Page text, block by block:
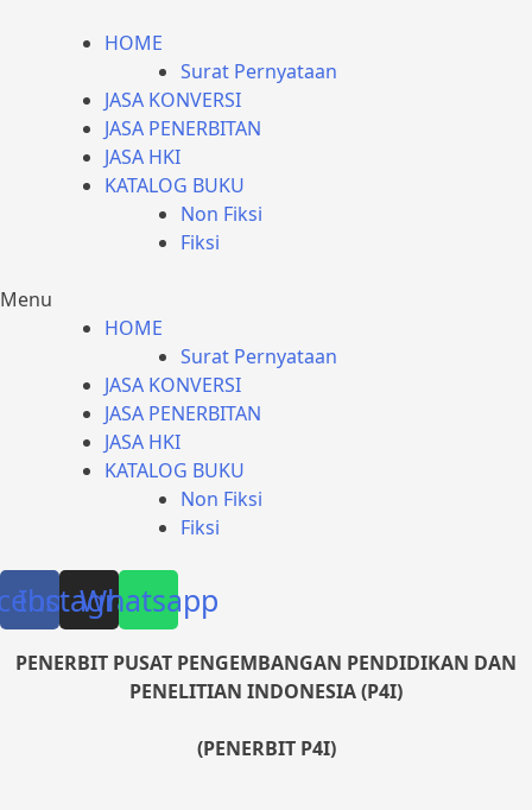
HOME
Surat Pernyataan
JASA KONVERSI
JASA PENERBITAN
JASA HKI
KATALOG BUKU
Non Fiksi
Fiksi
Menu
HOME
Surat Pernyataan
JASA KONVERSI
JASA PENERBITAN
JASA HKI
KATALOG BUKU
Non Fiksi
Fiksi
Instagram
Whatsapp
PENERBIT PUSAT PENGEMBANGAN PENDIDIKAN DAN
PENELITIAN INDONESIA (P4I)
(PENERBIT P4I)